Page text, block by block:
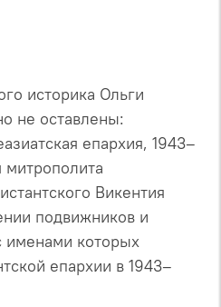
историка Ольги
не оставлены:
епархия, 1943–
митрополита
Викентия
подвижников и
именами которых
епархии в 1943–